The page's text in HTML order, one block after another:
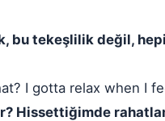
bu tekeşlilik değil,
I gotta relax when I
Hissettiğimde